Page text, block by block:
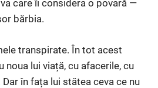
care îi considera o povară —
bărbia.
transpirate. În tot acest
noua lui viață, cu afacerile, cu
Dar în fața lui stătea ceva ce nu